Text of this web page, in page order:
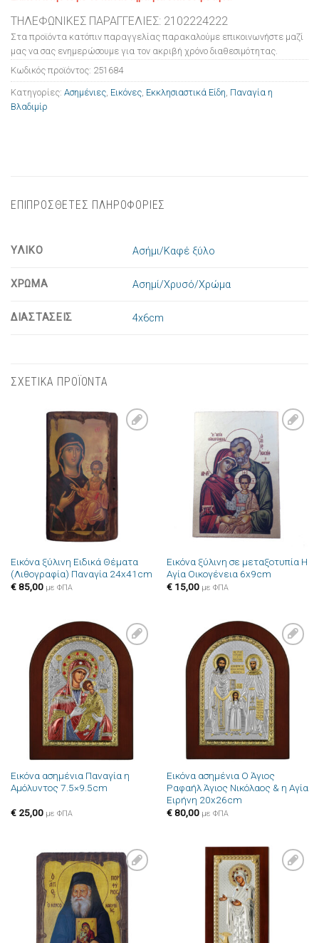
ΤΗΛΕΦΩΝΙΚΕΣ ΠΑΡΑΓΓΕΛΙΕΣ: 2102224222
Στα προϊόντα κατόπιν παραγγελίας παρακαλούμε επικοινωνήστε μαζί
μας να σας ενημερώσουμε για τον ακριβή χρόνο διαθεσιμότητας.
Κωδικός προϊόντος: 251684
Κατηγορίες: Ασημένιες Εικόνες Εκκλησιαστικά Είδη Παναγία η
Βλαδιμίρ
ΕΠΙΠΡΟΣΘΕΤΕΣ ΠΛΗΡΟΦΟΡΙΕΣ
ΥΛΙΚΟ Ασήμι/Καφέ ξύλο
ΧΡΩΜΑ Ασημί/Χρυσό/Χρώμα
ΔΙΑΣΤΑΣΕΙΣ 4x6cm
ΣΧΕΤΙΚΑ ΠΡΟΪΟΝΤΑ
Πρόσθήκη
στην λίστα
επιθυμιών
Εικόνα ξύλινη Ειδικά Θέματα
(Λιθογραφία) Παναγία 24x41cm
€85,00 με ΦΠΑ
Πρόσθήκη
στην λίστα
επιθυμιών
Εικόνα ξύλινη σε μεταξοτυπία Η
Αγία Οικογένεια 6x9cm
€15,00 με ΦΠΑ
Πρόσθήκη
στην λίστα
επιθυμιών
Εικόνα ασημένια Παναγία η
Αμόλυντος 7.5×9.5cm
€25,00 με ΦΠΑ
Πρόσθήκη
στην λίστα
επιθυμιών
Εικόνα ασημένια Ο Άγιος
Ραφαήλ Άγιος Νικόλαος & η Αγία
Ειρήνη 20x26cm
€80,00 με ΦΠΑ
Πρόσθήκη
στην λίστα
επιθυμιών